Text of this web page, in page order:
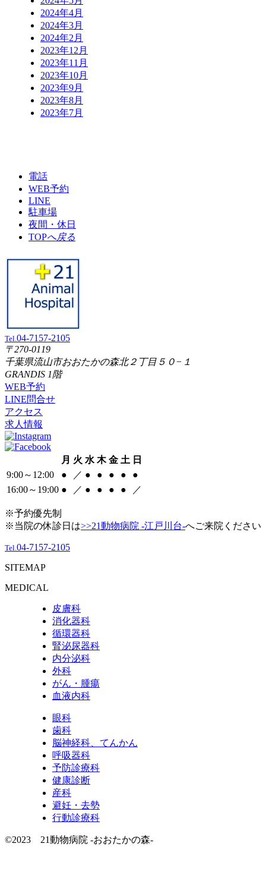
2024年4月
2024年3月
2024年2月
2023年12月
2023年11月
2023年10月
2023年9月
2023年8月
2023年7月
電話
WEB予約
LINE
駐車場
夜間・休日
TOPへ戻る
Tel.04-7157-2105
〒270-0119
千葉県流山市おおたかの森北２丁目５０−１
GRANDIS 1階
WEB予約
LINE問合せ
アクセス
求人情報
月 火 水 木 金 土 日
9:00～12:00
● ／ ● ● ● ●
●
16:00～19:00 ● ／ ● ● ● ● ／
※予約優先制
※当院の休診日は>>21動物病院 -江戸川台-へご来院ください
Tel.04-7157-2105
SITEMAP
MEDICAL
皮膚科
消化器科
循環器科
腎泌尿器科
内分泌科
外科
がん・腫瘍
血液内科
眼科
歯科
脳神経科、てんかん
呼吸器科
予防診療科
健康診断
産科
避妊・去勢
行動診療科
©2023 21動物病院 -おおたかの森-